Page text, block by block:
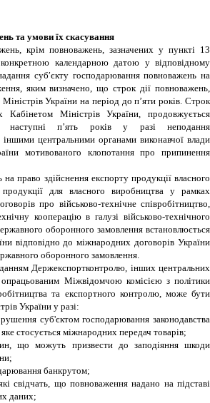
та умови їх скасування
крім повноважень, зазначених у пункті 13
календарною датою у відповідному
суб′єкту господарювання повноважень на
яким визначено, що строк дії повноважень,
України на період до п’яти років. Строк
Кабінетом Міністрів України, продовжується
наступні п’ять років у разі неподання
центральними органами виконавчої влади
мотивованого клопотання про припинення
право здійснення експорту продукції власного
для власного виробництва у рамках
про військово-технічне співробітництво,
кооперацію в галузі військово-технічного
оборонного замовлення встановлюється
відповідно до міжнародних договорів України
оборонного замовлення.
Держекспортконтролю, інших центральних
опрацьованим Міжвідомчою комісією з політики
та експортного контролю, може бути
України у разі:
суб'єктом господарювання законодавства
стосується міжнародних передач товарів;
що можуть призвести до заподіяння шкоди
банкрутом;
свідчать, що повноваження надано на підставі
даних;